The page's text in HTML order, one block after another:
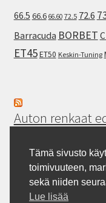
66.5 66.6 66.60 72.5 72.6
Barracuda BORBET
ET45ET50 Keskin-Tuning
Auton renkaat
Hankook Vantra
Continental
Gripmax Inception A/
Tämä sivusto
toimivuuteen,
sekä niiden
Lue lisää